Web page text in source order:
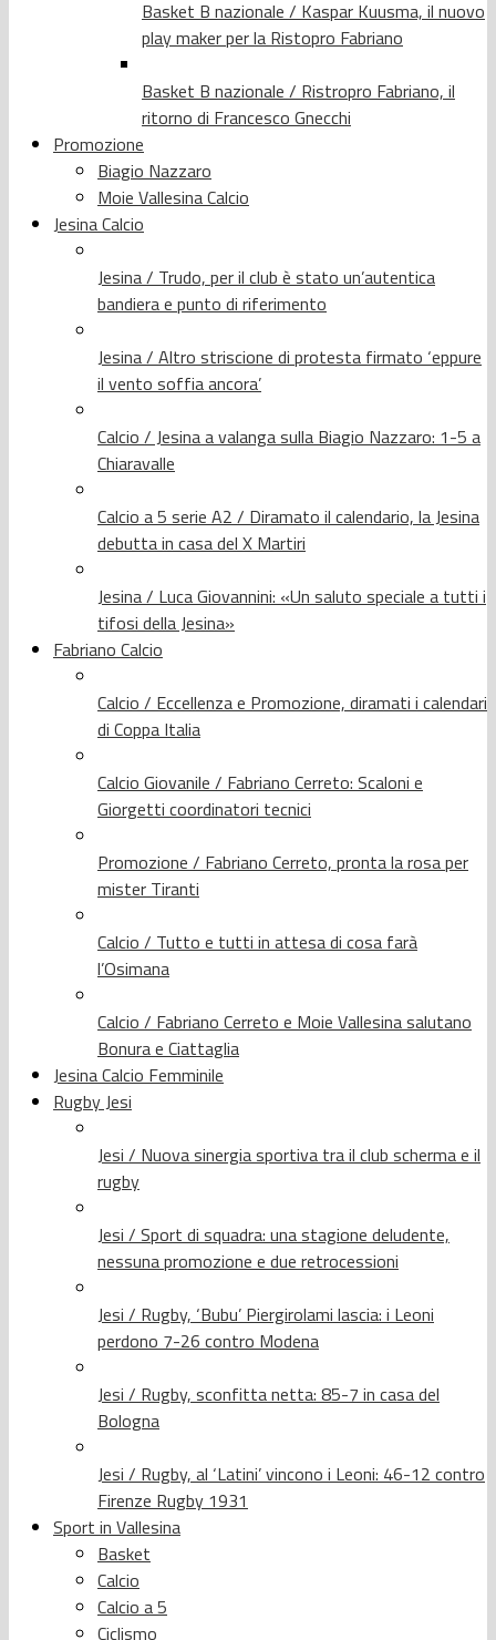
Basket B nazionale / Kaspar Kuusma, il nuovo
play maker per la Ristopro Fabriano
Basket B nazionale / Ristropro Fabriano, il
ritorno di Francesco Gnecchi
Promozione
Biagio Nazzaro
Moie Vallesina Calcio
Jesina Calcio
Jesina / Trudo, per il club è stato un’autentica
bandiera e punto di riferimento
Jesina / Altro striscione di protesta firmato ‘eppure
il vento soffia ancora’
Calcio / Jesina a valanga sulla Biagio Nazzaro: 1-5 a
Chiaravalle
Calcio a 5 serie A2 / Diramato il calendario, la Jesina
debutta in casa del X Martiri
Jesina / Luca Giovannini: «Un saluto speciale a tutti i
tifosi della Jesina»
Fabriano Calcio
Calcio / Eccellenza e Promozione, diramati i calendari
di Coppa Italia
Calcio Giovanile / Fabriano Cerreto: Scaloni e
Giorgetti coordinatori tecnici
Promozione / Fabriano Cerreto, pronta la rosa per
mister Tiranti
Calcio / Tutto e tutti in attesa di cosa farà
l’Osimana
Calcio / Fabriano Cerreto e Moie Vallesina salutano
Bonura e Ciattaglia
Jesina Calcio Femminile
Rugby Jesi
Jesi / Nuova sinergia sportiva tra il club scherma e il
rugby
Jesi / Sport di squadra: una stagione deludente,
nessuna promozione e due retrocessioni
Jesi / Rugby, ‘Bubu’ Piergirolami lascia: i Leoni
perdono 7-26 contro Modena
Jesi / Rugby, sconfitta netta: 85-7 in casa del
Bologna
Jesi / Rugby, al ‘Latini’ vincono i Leoni: 46-12 contro
Firenze Rugby 1931
Sport in Vallesina
Basket
Calcio
Calcio a 5
Ciclismo